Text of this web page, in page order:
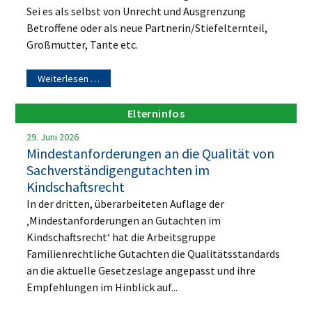
Sei es als selbst von Unrecht und Ausgrenzung
Betroffene oder als neue Partnerin/Stiefelternteil,
Großmutter, Tante etc.
Weiterlesen …
Elterninfos
29. Juni 2026
Mindestanforderungen an die Qualität von
Sachverständigengutachten im
Kindschaftsrecht
In der dritten, überarbeiteten Auflage der
‚Mindestanforderungen an Gutachten im
Kindschaftsrecht‘ hat die Arbeitsgruppe
Familienrechtliche Gutachten die Qualitätsstandards
an die aktuelle Gesetzeslage angepasst und ihre
Empfehlungen im Hinblick auf...